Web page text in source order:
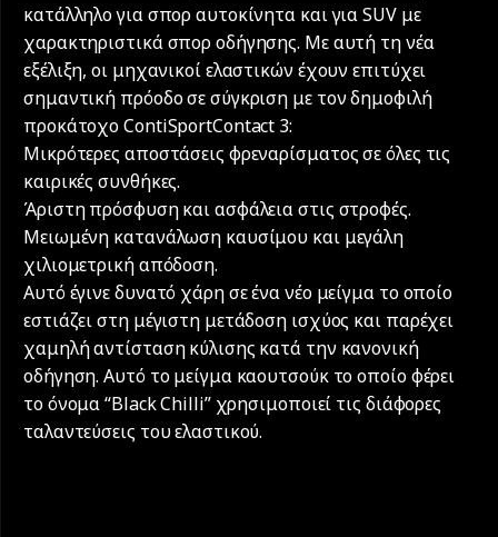
κατάλληλο για σπορ αυτοκίνητα και για SUV με
χαρακτηριστικά σπορ οδήγησης. Με αυτή τη νέα
εξέλιξη, οι μηχανικοί ελαστικών έχουν επιτύχει
σημαντική πρόοδο σε σύγκριση με τον δημοφιλή
προκάτοχο ContiSportContact 3:
Μικρότερες αποστάσεις φρεναρίσματος σε όλες τις
καιρικές συνθήκες.
Άριστη πρόσφυση και ασφάλεια στις στροφές.
Μειωμένη κατανάλωση καυσίμου και μεγάλη
χιλιομετρική απόδοση.
Αυτό έγινε δυνατό χάρη σε ένα νέο μείγμα το οποίο
εστιάζει στη μέγιστη μετάδοση ισχύος και παρέχει
χαμηλή αντίσταση κύλισης κατά την κανονική
οδήγηση. Αυτό το μείγμα καουτσούκ το οποίο φέρει
το όνομα “Black Chilli” χρησιμοποιεί τις διάφορες
ταλαντεύσεις του ελαστικού.